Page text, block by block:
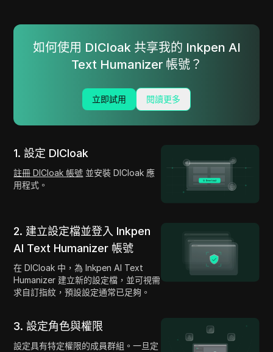
如何使用 DICloak 共享我的 Inkpen AI
Text Humanizer 帳號？
立即試用 閱讀更多
1. 設定 DICloak
註冊 DICloak 帳號 並安裝 DICloak 應
用程式。
2. 建立設定檔並登入 Inkpen
AI Text Humanizer 帳號
在 DICloak 中，為 Inkpen AI Text
Humanizer 建立新的設定檔，並可視需
求自訂指紋，預設設定通常已足夠。
3. 設定角色與權限
設定具有特定權限的成員群組。一旦定